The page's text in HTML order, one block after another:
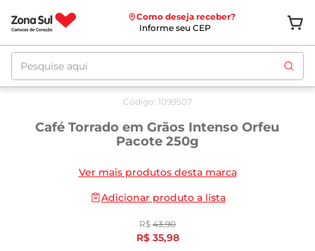
Como deseja receber?
Informe seu CEP
Pesquise aqui
12/08
Código: 1099507
Café Torrado em Grãos Intenso Orfeu
Pacote 250g
Ver mais produtos desta marca
Adicionar produto a lista
R$ 43,90
R$ 35,98